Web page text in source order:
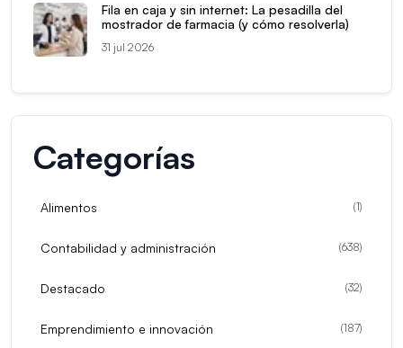
Fila en caja y sin internet: La pesadilla del
mostrador de farmacia (y cómo resolverla)
31 jul 2026
Categorías
Alimentos (1)
Contabilidad y administración (638)
Destacado (32)
Emprendimiento e innovación (187)